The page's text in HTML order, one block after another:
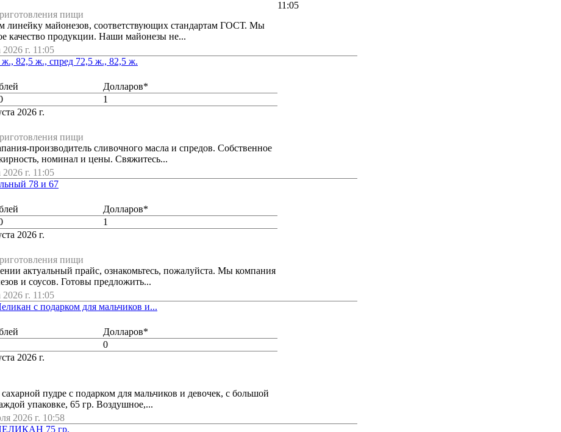
пищи
линейку майонезов, соответствующих стандартам ГОСТ. Мы
качество продукции. Наши майонезы не...
2026 г. 11:05
82,5 ж., спред 72,5 ж., 82,5 ж.
Долларов*
1
2026 г.
пищи
производитель сливочного масла и спредов. Собственное
номинал и цены. Свяжитесь...
2026 г. 11:05
78 и 67
Долларов*
1
2026 г.
пищи
актуальный прайс, ознакомьтесь, пожалуйста. Мы компания
и соусов. Готовы предложить...
2026 г. 11:05
с подарком для мальчиков и...
Долларов*
0
2026 г.
пудре с подарком для мальчиков и девочек, с большой
упаковке, 65 гр. Воздушное,...
2026 г. 10:58
75 гр.